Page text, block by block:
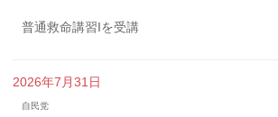
普通救命講習Iを受講
2026年7月31日
自民党